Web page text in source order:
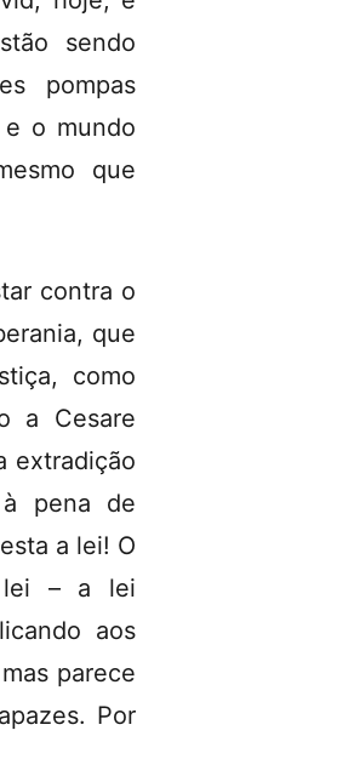
sendo
pompas
e o mundo
que
contra o
que
como
a Cesare
extradição
pena de
a lei! O
lei – a lei
aos
parece
Por